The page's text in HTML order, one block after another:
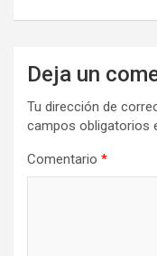
Deja un
Tu dirección de
campos obligatorios
Comentario *